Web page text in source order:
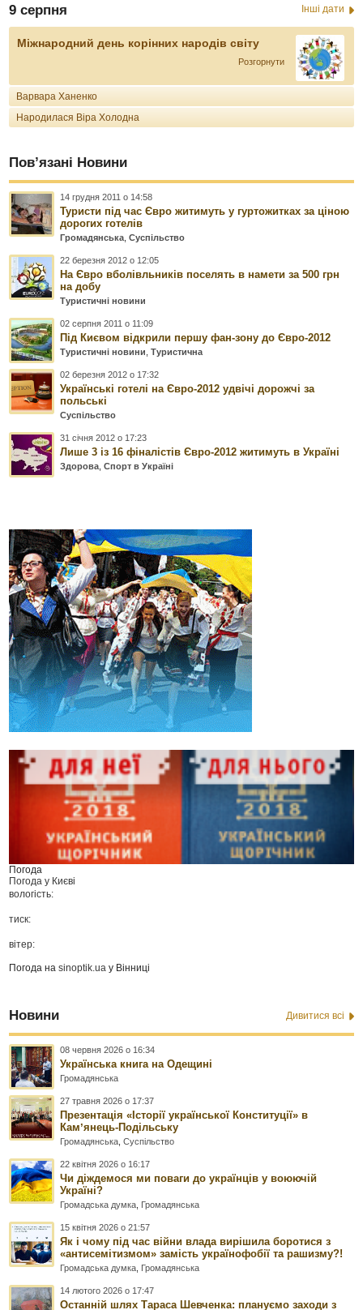
9 серпня Інші дати
Міжнародний день корінних народів світу
Розгорнути
Варвара Ханенко
Народилася Віра Холодна
Пов’язані Новини
14 грудня 2011 о 14:58
Туристи під час Євро житимуть у гуртожитках за ціною
дорогих готелів
Громадянська ,Суспільство
22 березня 2012 о 12:05
На Євро вболівльників поселять в намети за 500 грн
на добу
Туристичні новини
02 серпня 2011 о 11:09
Під Києвом відкрили першу фан-зону до Євро-2012
Туристичні новини ,Туристична
02 березня 2012 о 17:32
Українські готелі на Євро-2012 удвічі дорожчі за
польські
Суспільство
31 січня 2012 о 17:23
Лише 3 із 16 фіналістів Євро-2012 житимуть в Україні
Здорова ,Спорт в Україні
Погода
Погода у Києві
вологість:
тиск:
вітер:
Погода наsinoptik.ua у Вінниці
Новини Дивитися всі
08 червня 2026 о 16:34
Українська книга на Одещині
Громадянська
27 травня 2026 о 17:37
Презентація «Історії української Конституції» в
Камʼянець-Подільську
Громадянська ,Суспільство
22 квітня 2026 о 16:17
Чи діждемося ми поваги до українців у воюючій
Україні?
Громадська думка Громадянська
15 квітня 2026 о 21:57
Як і чому під час війни влада вирішила боротися з
«антисемітизмом» замість українофобії та рашизму?!
Громадська думка Громадянська
14 лютого 2026 о 17:47
Останній шлях Тараса Шевченка: плануємо заходи з